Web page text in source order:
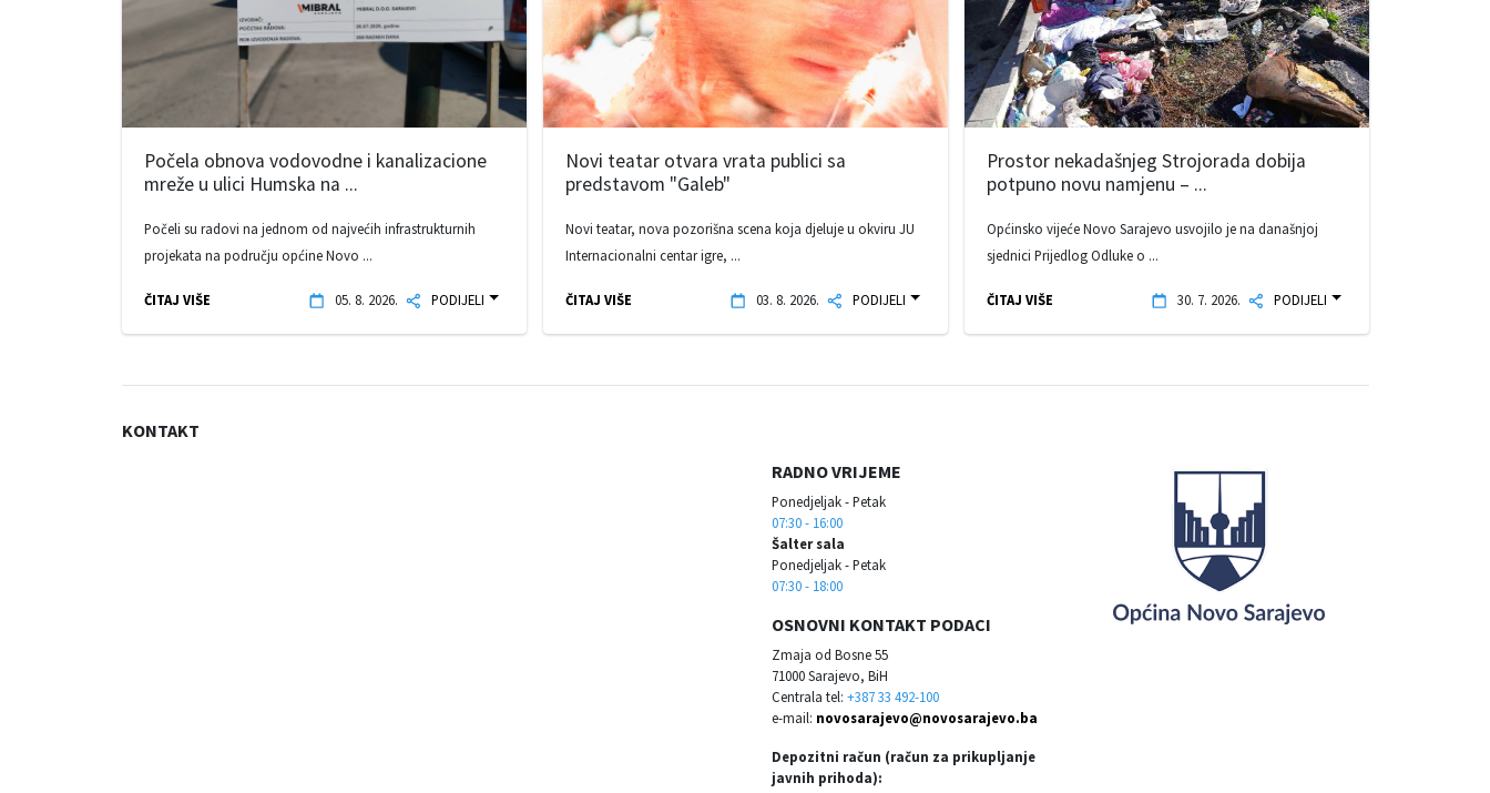
Počela obnova vodovodne i kanalizacione
mreže u ulici Humska na ...
Počeli su radovi na jednom od najvećih infrastrukturnih
projekata na području općine Novo ...
ČITAJ VIŠE 05. 8. 2026. PODIJELI
Novi teatar otvara vrata publici sa
predstavom "Galeb"
Novi teatar, nova pozorišna scena koja djeluje u okviru JU
Internacionalni centar igre, ...
ČITAJ VIŠE 03. 8. 2026. PODIJELI
Prostor nekadašnjeg Strojorada dobija
potpuno novu namjenu – ...
Općinsko vijeće Novo Sarajevo usvojilo je na današnjoj
sjednici Prijedlog Odluke o ...
ČITAJ VIŠE 30. 7. 2026. PODIJELI
KONTAKT
RADNO VRIJEME
Ponedjeljak - Petak
07:30 - 16:00
Šalter sala
Ponedjeljak - Petak
07:30 - 18:00
OSNOVNI KONTAKT PODACI
Zmaja od Bosne 55
71000 Sarajevo, BiH
Centrala tel: +387 33 492-100
e-mail: novosarajevo@novosarajevo.ba
Depozitni račun (račun za prikupljanje
javnih prihoda):